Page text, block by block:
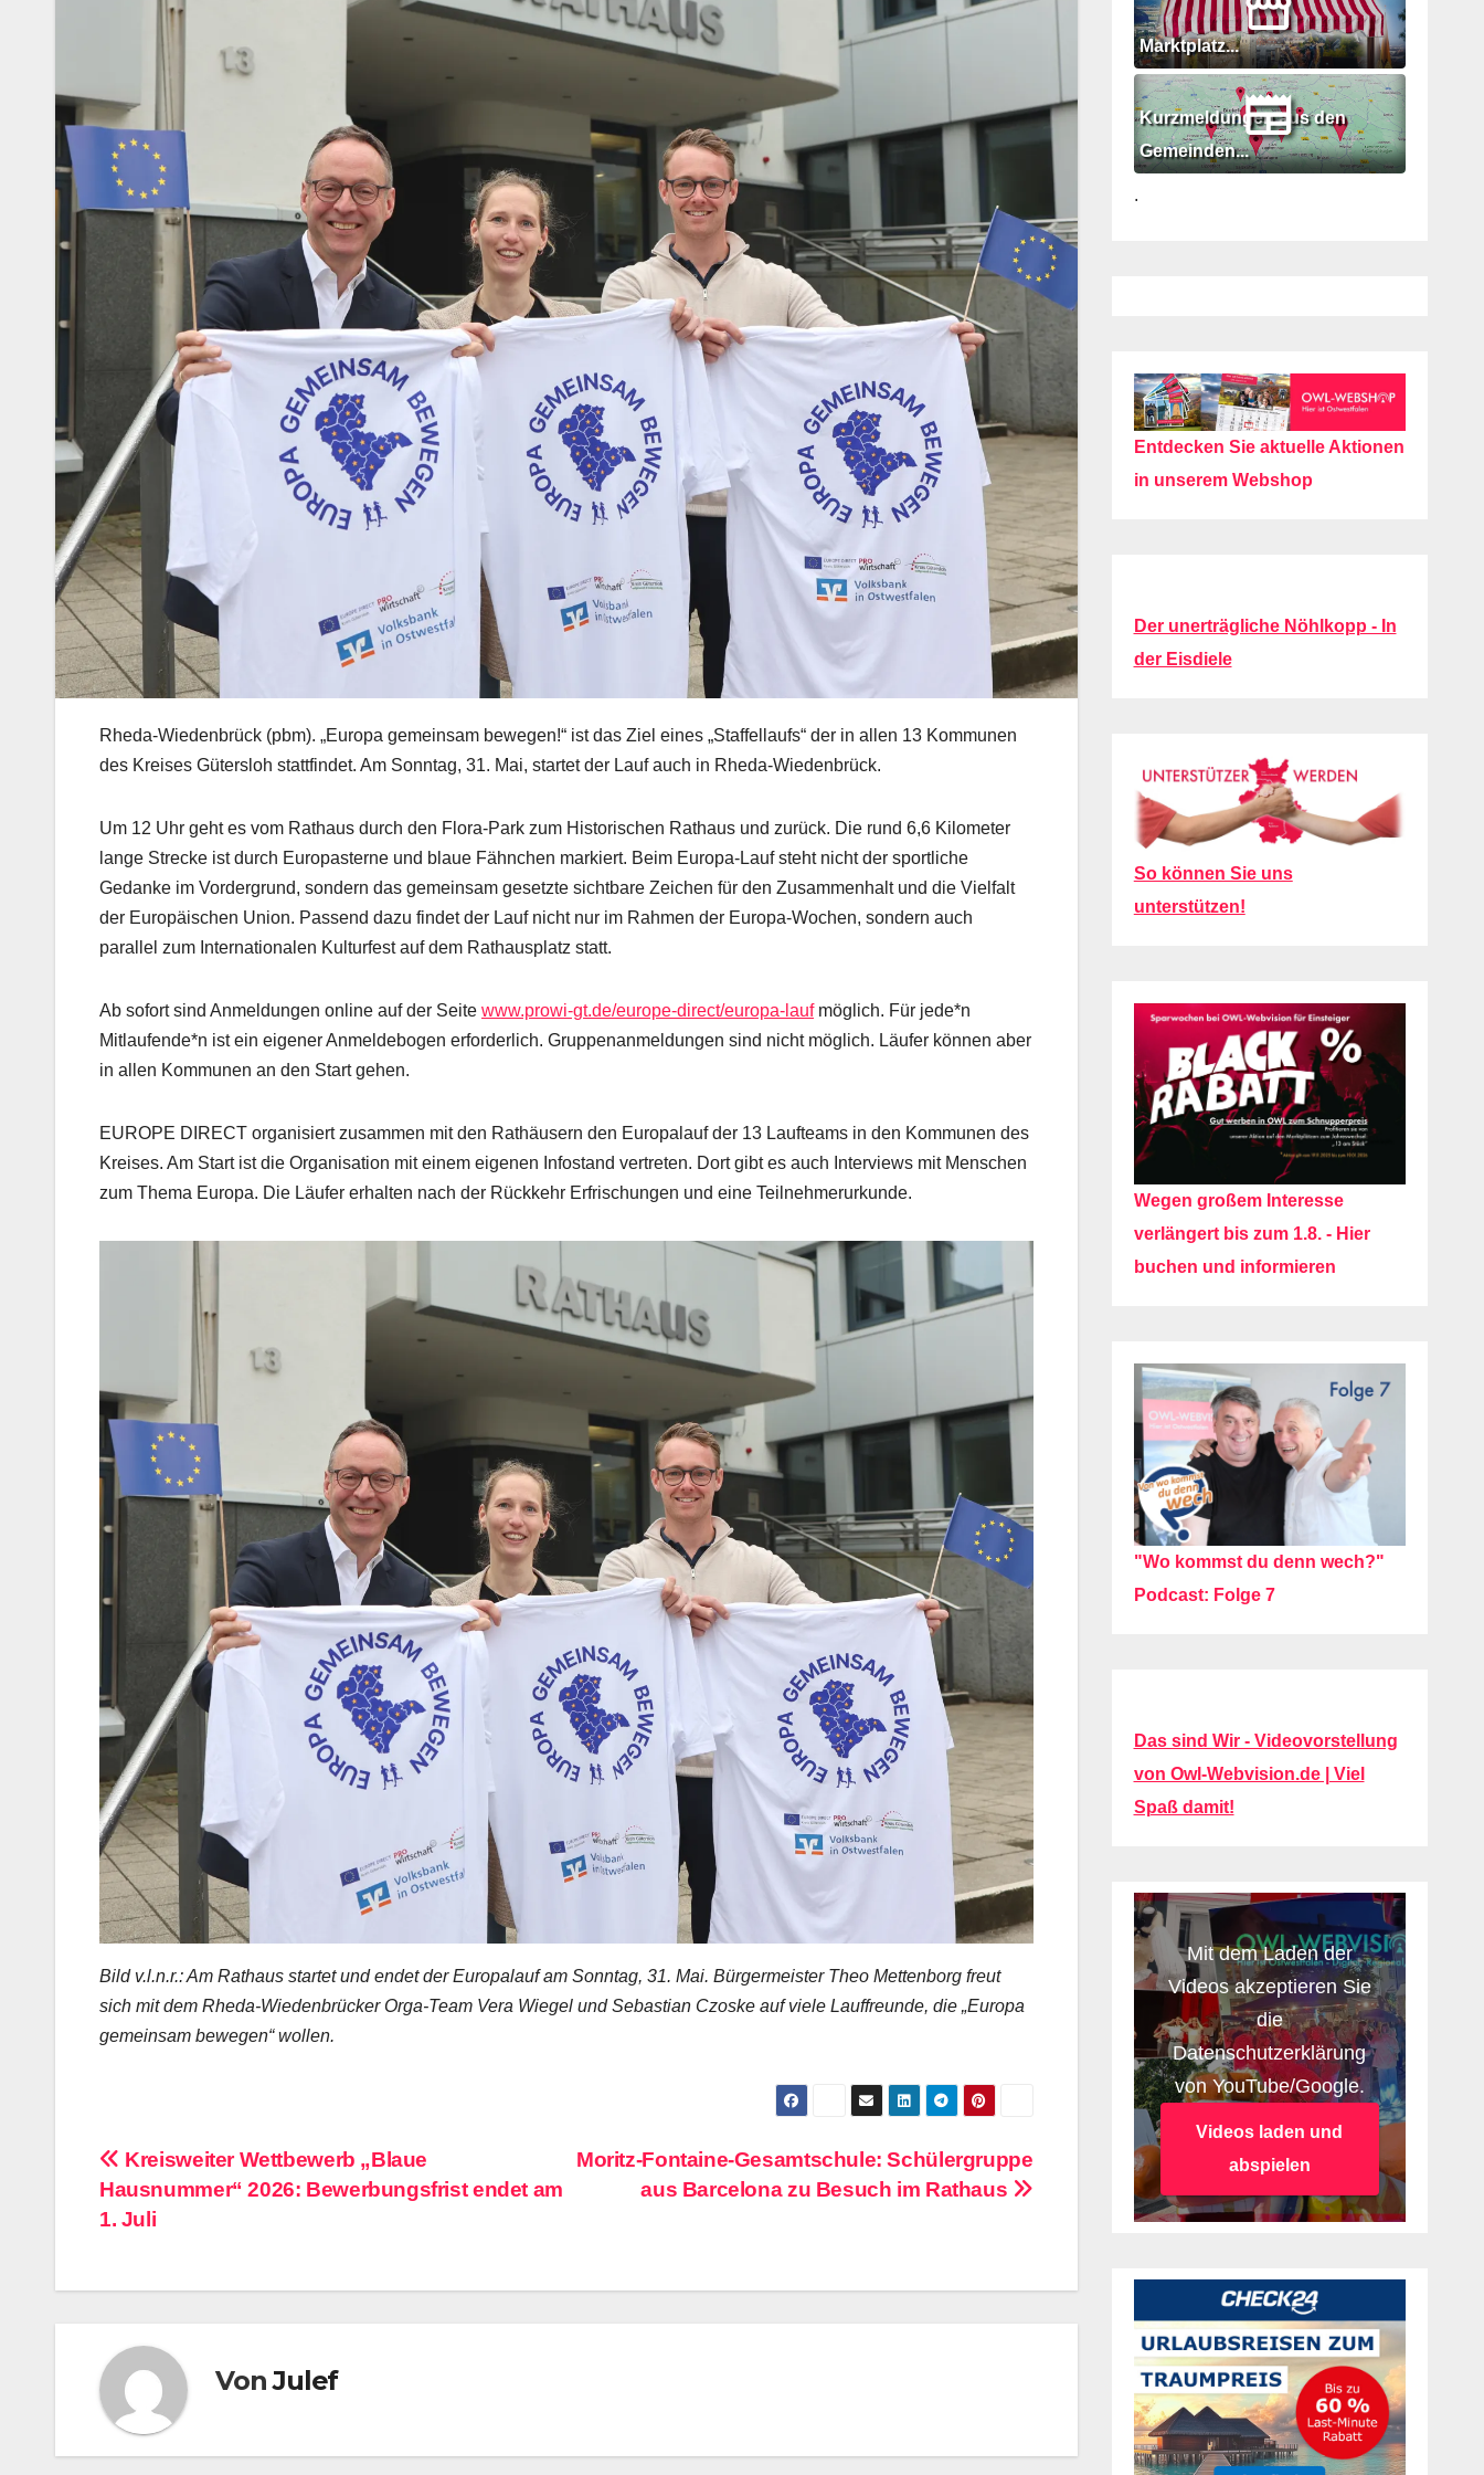
Rheda-Wiedenbrück (pbm). „Europa gemeinsam bewegen!“ ist das Ziel eines „Staffellaufs“ der in allen 13 Kommunen
des Kreises Gütersloh stattfindet. Am Sonntag, 31. Mai, startet der Lauf auch in Rheda-Wiedenbrück.
Um 12 Uhr geht es vom Rathaus durch den Flora-Park zum Historischen Rathaus und zurück. Die rund 6,6 Kilometer
lange Strecke ist durch Europasterne und blaue Fähnchen markiert. Beim Europa-Lauf steht nicht der sportliche
Gedanke im Vordergrund, sondern das gemeinsam gesetzte sichtbare Zeichen für den Zusammenhalt und die Vielfalt
der Europäischen Union. Passend dazu findet der Lauf nicht nur im Rahmen der Europa-Wochen, sondern auch
parallel zum Internationalen Kulturfest auf dem Rathausplatz statt.
Ab sofort sind Anmeldungen online auf der Seite www.prowi-gt.de/europe-direct/europa-laufmöglich. Für jede*n
Mitlaufende*n ist ein eigener Anmeldebogen erforderlich. Gruppenanmeldungen sind nicht möglich. Läufer können aber
in allen Kommunen an den Start gehen.
EUROPE DIRECT organisiert zusammen mit den Rathäusern den Europalauf der 13 Laufteams in den Kommunen des
Kreises. Am Start ist die Organisation mit einem eigenen Infostand vertreten. Dort gibt es auch Interviews mit Menschen
zum Thema Europa. Die Läufer erhalten nach der Rückkehr Erfrischungen und eine Teilnehmerurkunde.
Bild v.l.n.r.: Am Rathaus startet und endet der Europalauf am Sonntag, 31. Mai. Bürgermeister Theo Mettenborg freut
sich mit dem Rheda-Wiedenbrücker Orga-Team Vera Wiegel und Sebastian Czoske auf viele Lauffreunde, die „Europa
gemeinsam bewegen“ wollen.
Beitragsnavigation
Moritz-Fontaine-Gesamtschule: Schülergruppe
aus Barcelona zu Besuch im Rathaus
Kreisweiter Wettbewerb „Blaue
Hausnummer“ 2026: Bewerbungsfrist endet am
1. Juli
VonJulef
Marktplatz...
Kurzmeldungen aus den
Gemeinden...
.
Entdecken Sie aktuelle Aktionen
in unserem Webshop
Der unerträgliche Nöhlkopp - In
der Eisdiele
So können Sie uns
unterstützen!
Wegen großem Interesse
verlängert bis zum 1.8. - Hier
buchen und informieren
"Wo kommst du denn wech?"
Podcast: Folge 7
Das sind Wir - Videovorstellung
von Owl-Webvision.de | Viel
Spaß damit!
Mit dem Laden der
Videos akzeptieren Sie
die
Datenschutzerklärung
von YouTube/Google.
Videos laden und
abspielen